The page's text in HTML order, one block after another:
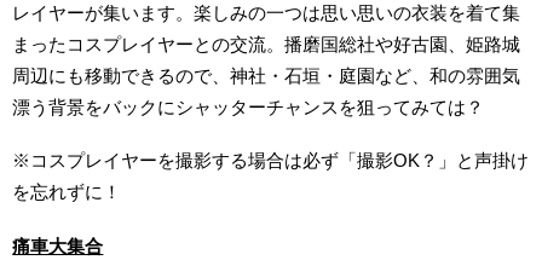
レイヤーが集います。楽しみの一つは思い思いの衣装を着て集
まったコスプレイヤーとの交流。播磨国総社や好古園、姫路城
周辺にも移動できるので、神社・石垣・庭園など、和の雰囲気
漂う背景をバックにシャッターチャンスを狙ってみては？
※コスプレイヤーを撮影する場合は必ず「撮影OK？」と声掛け
を忘れずに！
痛車大集合